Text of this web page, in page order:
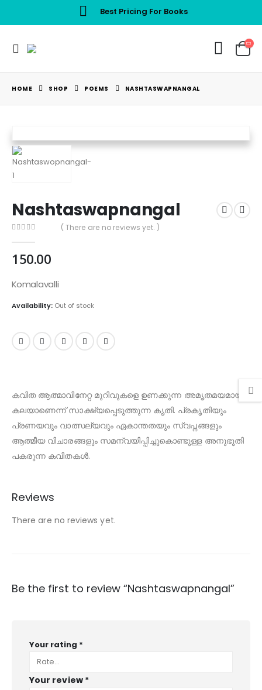
Best Pricing For Books
HOME SHOP POEMS NASHTASWAPNANGAL
Nashtaswapnangal
( There are no reviews yet. )
150.00
Komalavalli
Availability: Out of stock
കവിത ആത്മാവിനേറ്റ മുറിവുകളെ ഉണക്കുന്ന അമൃതമയമായ
കലയാണെന്ന് സാക്ഷ്യപ്പെടുത്തുന്ന കൃതി. പ്രകൃതിയും
പ്രണയവും വാത്സല്യവും ഏകാന്തതയും സ്വപ്നങ്ങളും
ആത്മീയ വിചാരങ്ങളും സമന്വയിപ്പിച്ചുകൊണ്ടുള്ള അനുഭൂതി
പകരുന്ന കവിതകൾ.
Reviews
There are no reviews yet.
Be the first to review “Nashtaswapnangal”
Your rating *
Your review *